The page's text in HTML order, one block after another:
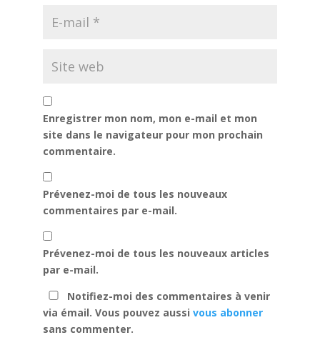
Enregistrer mon nom, mon e-mail et mon
site dans le navigateur pour mon prochain
commentaire.
Prévenez-moi de tous les nouveaux
commentaires par e-mail.
Prévenez-moi de tous les nouveaux articles
par e-mail.
Notifiez-moi des commentaires à venir
via émail. Vous pouvez aussi vous abonner
sans commenter.